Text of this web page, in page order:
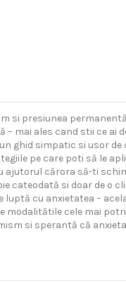
presiunea
mai ales cand stii ce
ghid simpatic si usor
pe care poti să le
cărora să-ti
cateodată si doar de o
cu anxietatea –
cele mai
si sperantă că